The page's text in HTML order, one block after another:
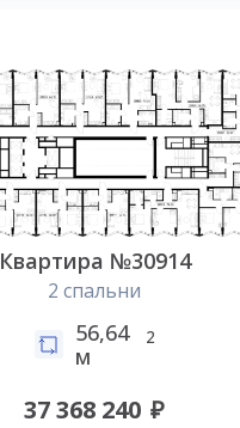
Квартира №30914
2 спальни
56,64
м
2
37 368 240